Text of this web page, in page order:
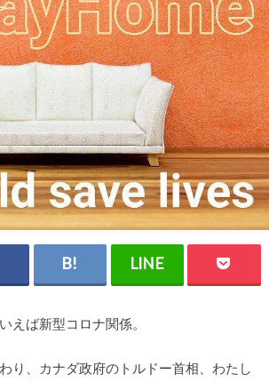
えば新型コロナ関係。
り、カナダ政府のトルドー首相、わたし